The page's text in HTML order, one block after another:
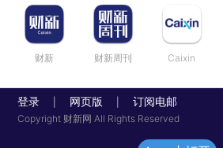
财新 财新周刊 Caixin
登录 网页版 订阅电邮
Copyright 财新网 All Rights Reserved